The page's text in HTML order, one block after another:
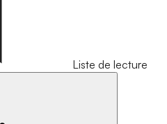
Liste de lecture